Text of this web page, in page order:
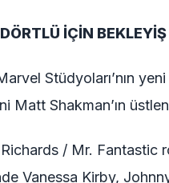
İÇİN BEKLEYİŞ
Stüdyoları’nın
Matt Shakman’ın
/ Mr. Fantastic
Vanessa Kirby,